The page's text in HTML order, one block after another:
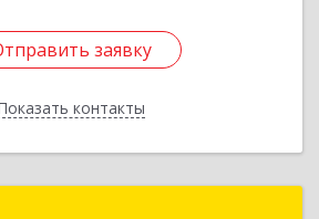
заявку
контакты
заявку
Назад